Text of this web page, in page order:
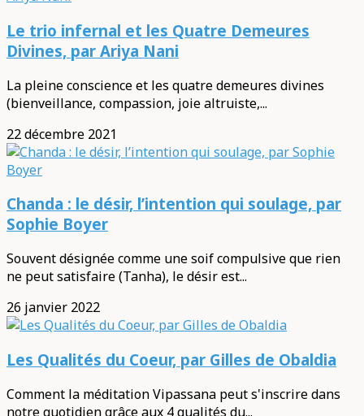
Le trio infernal et les Quatre Demeures
Divines, par Ariya Nani
La pleine conscience et les quatre demeures divines
(bienveillance, compassion, joie altruiste,...
22 décembre 2021
Chanda : le désir, l’intention qui soulage, par
Sophie Boyer
Souvent désignée comme une soif compulsive que rien
ne peut satisfaire (Tanha), le désir est...
26 janvier 2022
Les Qualités du Coeur, par Gilles de Obaldia
Comment la méditation Vipassana peut s'inscrire dans
notre quotidien grâce aux 4 qualités du...